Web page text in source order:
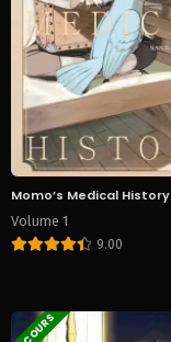
Momo’s Medical History
Volume 1
9.00